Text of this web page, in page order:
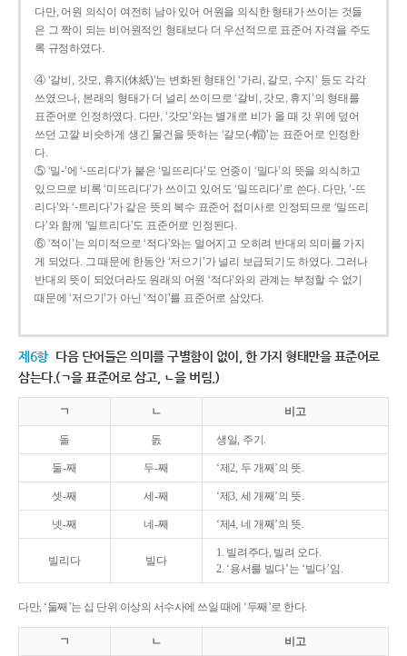
다만, 어원 의식이 여전히 남아 있어 어원을 의식한 형태가 쓰이는 것들
은 그 짝이 되는 비어원적인 형태보다 더 우선적으로 표준어 자격을 주도
록 규정하였다.
④ ‘갈비, 갓모, 휴지(休紙)’는 변화된 형태인 ‘가리, 갈모, 수지’ 등도 각각
쓰였으나, 본래의 형태가 더 널리 쓰이므로 ‘갈비, 갓모, 휴지’의 형태를
표준어로 인정하였다. 다만, ‘갓모’와는 별개로 비가 올 때 갓 위에 덮어
쓰던 고깔 비슷하게 생긴 물건을 뜻하는 ‘갈모(-帽)’는 표준어로 인정한
다.
⑤ ‘밀-’에 ‘-뜨리다’가 붙은 ‘밀뜨리다’도 언중이 ‘밀다’의 뜻을 의식하고
있으므로 비록 ‘미뜨리다’가 쓰이고 있어도 ‘밀뜨리다’로 쓴다. 다만, ‘-뜨
리다’와 ‘-트리다’가 같은 뜻의 복수 표준어 접미사로 인정되므로 ‘밀뜨리
다’와 함께 ‘밀트리다’도 표준어로 인정된다.
⑥ ‘적이’는 의미적으로 ‘적다’와는 멀어지고 오히려 반대의 의미를 가지
게 되었다. 그 때문에 한동안 ‘저으기’가 널리 보급되기도 하였다. 그러나
반대의 뜻이 되었더라도 원래의 어원 ‘적다’와의 관계는 부정할 수 없기
때문에 ‘저으기’가 아닌 ‘적이’를 표준어로 삼았다.
제6항 다음 단어들은 의미를 구별함이 없이, 한 가지 형태만을 표준어로
삼는다.(ㄱ을 표준어로 삼고, ㄴ을 버림.)
ㄱ ㄴ 비고
돌 돐 생일, 주기.
둘-째 두-째 ‘제2, 두 개째’의 뜻.
셋-째 세-째 ‘제3, 세 개째’의 뜻.
넷-째 네-째 ‘제4, 네 개째’의 뜻.
빌리다 빌다
1. 빌려주다, 빌려 오다.
2. ‘용서를 빌다’는 ‘빌다’임.
다만, ‘둘째’는 십 단위 이상의 서수사에 쓰일 때에 ‘두째’로 한다.
ㄱ ㄴ 비고